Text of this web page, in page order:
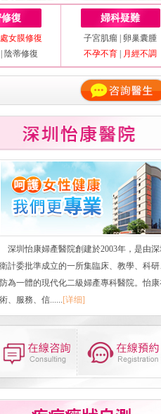
復
處女膜修復
陰蒂修復
婦科疑難
子宮肌瘤
卵巢囊腫
不孕不育
月經不調
深圳怡康婦產醫院創建於2003年，是由深
計委批準成立的一所集臨床、教學、科研
為一體的現代化二級婦產專科醫院。怡
、服務、信...... [详细]